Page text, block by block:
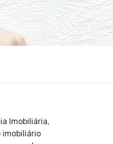
Imobiliária,
imobiliário